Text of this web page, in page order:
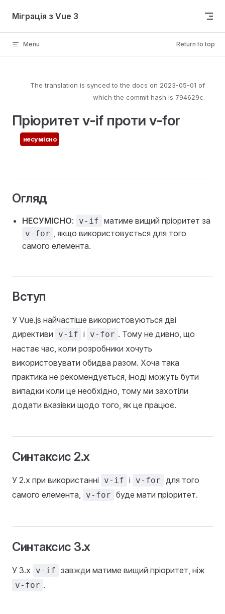
Skip to content
Міграція з Vue 3
Menu Return to top
The translation is synced to the docs on 2023-05-01 of
which the commit hash is 794629c.
Пріоритет v-if проти v-for
несумісно
Огляд
НЕСУМІСНО: v-if матиме вищий пріоритет за
v-for , якщо використовується для того
самого елемента.
Вступ
У Vue.js найчастіше використовуються дві
директиви
v-if і v-for . Тому не дивно, що
настає час, коли розробники хочуть
використовувати обидва разом. Хоча така
практика не рекомендується, іноді можуть бути
випадки коли це необхідно, тому ми захотіли
додати вказівки щодо того, як це працює.
Синтаксис 2.x
У 2.x при використанні v-if і v-for для того
самого елемента,
v-for буде мати пріоритет.
Синтаксис 3.x
У 3.x v-if завжди матиме вищий пріоритет, ніж
v-for .